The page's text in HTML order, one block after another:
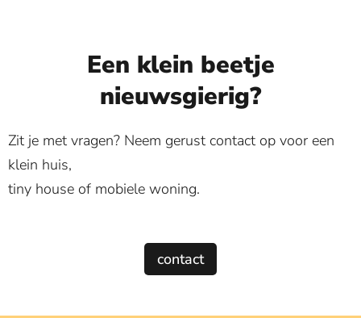
Een klein beetje
nieuwsgierig?
Zit je met vragen? Neem gerust contact op voor een
klein huis,
tiny house of mobiele woning.
contact